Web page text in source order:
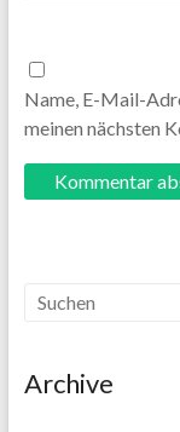
Name, E-Mail-
meinen nächsten
Archive